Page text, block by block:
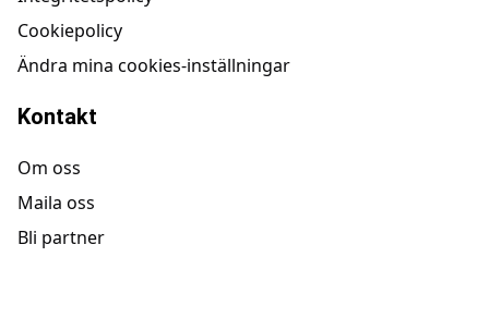
Cookiepolicy
Ändra mina cookies-inställningar
Kontakt
Om oss
Maila oss
Bli partner